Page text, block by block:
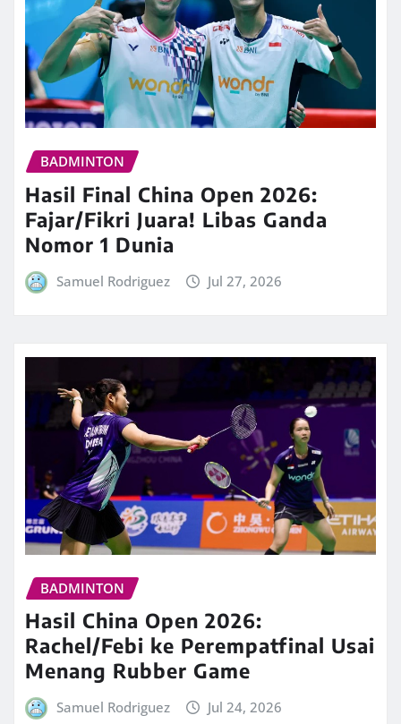
BADMINTON
Hasil Final China Open 2026:
Fajar/Fikri Juara! Libas Ganda
Nomor 1 Dunia
Samuel Rodriguez Jul 27, 2026
BADMINTON
Hasil China Open 2026:
Rachel/Febi ke Perempatfinal Usai
Menang Rubber Game
Samuel Rodriguez Jul 24, 2026